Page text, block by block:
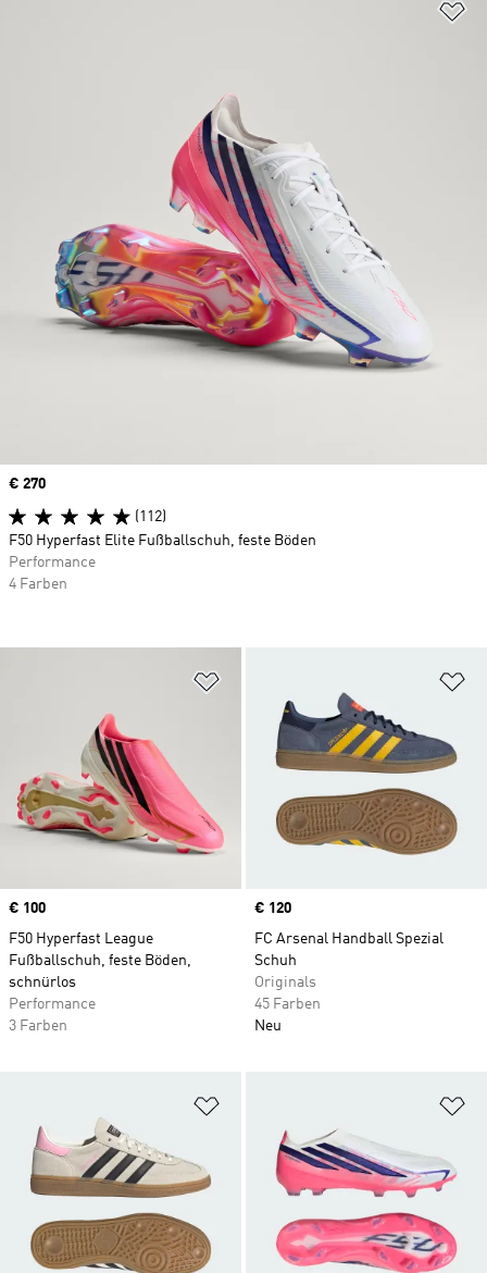
Price
€ 100
F50 Hyperfast League
Fußballschuh, feste Böden,
schnürlos
Performance
3 Farben
Price
€ 120
FC Arsenal Handball Spezial
Schuh
Originals
45 Farben
Neu
Price
€ 270
(112)
F50 Hyperfast Elite Fußballschuh, feste Böden
Performance
4 Farben